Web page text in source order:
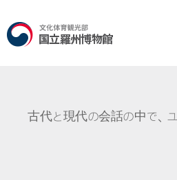
古代と現代の会話の中で、